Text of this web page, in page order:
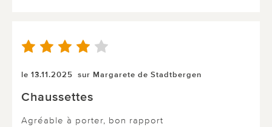
le 13.11.2025 sur Margarete de Stadtbergen
Chaussettes
Agréable à porter, bon rapport